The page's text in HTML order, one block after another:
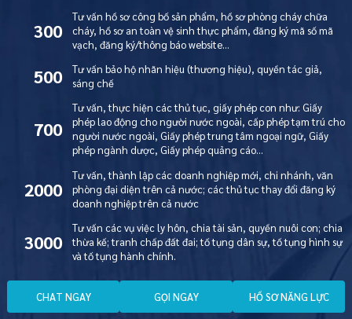
300
Tư vấn hồ sơ công bố sản phẩm, hồ sơ phòng cháy chữa
cháy, hồ sơ an toàn vệ sinh thực phẩm, đăng ký mã số mã
vạch, đăng ký/thông báo website…
500
Tư vấn bảo hộ nhãn hiệu (thương hiệu), quyền tác giả,
sáng chế
700
Tư vấn, thực hiện các thủ tục, giấy phép con như: Giấy
phép lao động cho người nước ngoài, cấp phép tạm trú cho
người nước ngoài, Giấy phép trung tâm ngoại ngữ, Giấy
phép ngành dược, Giấy phép quảng cáo…
2000
Tư vấn, thành lập các doanh nghiệp mới, chi nhánh, văn
phòng đại diện trên cả nước; các thủ tục thay đổi đăng ký
doanh nghiệp trên cả nước
3000
Tư vấn các vụ việc ly hôn, chia tài sản, quyền nuôi con; chia
thừa kế; tranh chấp đất đai; tố tụng dân sự, tố tụng hình sự
và tố tụng hành chính.
CHAT NGAY GỌI NGAY HỒ SƠ NĂNG LỰC